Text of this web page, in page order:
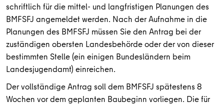
schriftlich für die mittel- und langfristigen Planungen des
BMFSFJ angemeldet werden. Nach der Aufnahme in die
Planungen des BMFSFJ müssen Sie den Antrag bei der
zuständigen obersten Landesbehörde oder der von dieser
bestimmten Stelle (ein einigen Bundesländern beim
Landesjugendamt) einreichen.
Der vollständige Antrag soll dem BMFSFJ spätestens 8
Wochen vor dem geplanten Baubeginn vorliegen. Die für